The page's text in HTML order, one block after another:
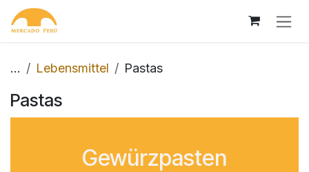
Zum Inhalt springen
... Lebensmittel Pastas
Pastas
Gewürzpasten